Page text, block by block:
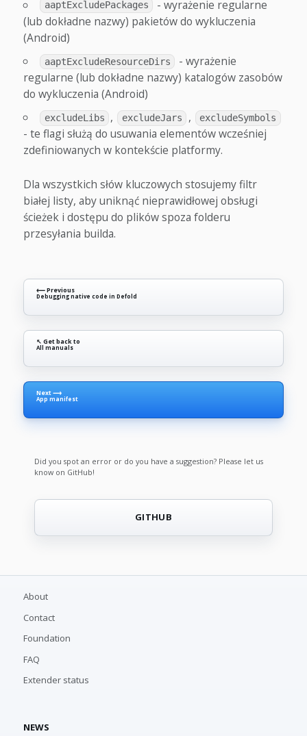
aaptExcludePackages
- wyrażenie regularne
(lub dokładne nazwy) pakietów do wykluczenia
(Android)
aaptExcludeResourceDirs
- wyrażenie
regularne (lub dokładne nazwy) katalogów zasobów
do wykluczenia (Android)
excludeLibs , excludeJars , excludeSymbols
- te flagi służą do usuwania elementów wcześniej
zdefiniowanych w kontekście platformy.
Dla wszystkich słów kluczowych stosujemy filtr
białej listy, aby uniknąć nieprawidłowej obsługi
ścieżek i dostępu do plików spoza folderu
przesyłania builda.
⟵ Previous
Debugging native code in Defold
↖ Get back to
All manuals
Next ⟶
App manifest
Did you spot an error or do you have a suggestion? Please let us
know on GitHub!
GITHUB
About
Contact
Foundation
FAQ
Extender status
NEWS